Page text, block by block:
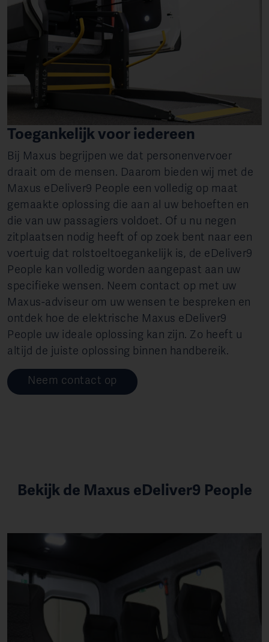
Toegankelijk voor iedereen
Bij Maxus begrijpen we dat personenvervoer
draait om de mensen. Daarom bieden wij met de
Maxus eDeliver9 People een volledig op maat
gemaakte oplossing die aan al uw behoeften en
die van uw passagiers voldoet. Of u nu negen
zitplaatsen nodig heeft of op zoek bent naar een
voertuig dat rolstoeltoegankelijk is, de eDeliver9
People kan volledig worden aangepast aan uw
specifieke wensen. Neem contact op met uw
Maxus-adviseur om uw wensen te bespreken en
ontdek hoe de elektrische Maxus eDeliver9
People uw ideale oplossing kan zijn. Zo heeft u
altijd de juiste oplossing binnen handbereik.
Neem contact op
Bekijk de Maxus eDeliver9 People